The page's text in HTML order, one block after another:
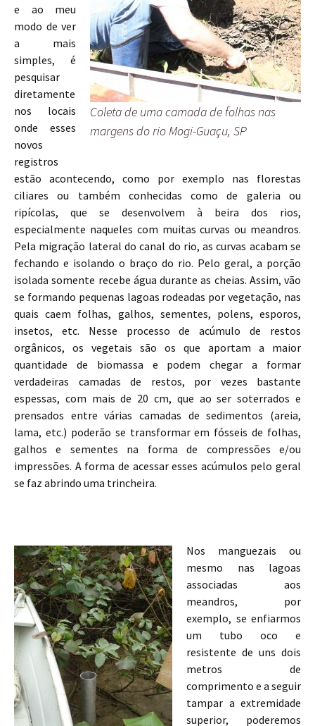
Coleta de uma camada de folhas nas
margens do rio Mogi-Guaçu, SP
e ao meu
modo de ver
a mais
simples, é
pesquisar
diretamente
nos locais
onde esses
novos
registros
estão acontecendo, como por exemplo nas florestas
ciliares ou também conhecidas como de galeria ou
ripícolas, que se desenvolvem à beira dos rios,
especialmente naqueles com muitas curvas ou meandros.
Pela migração lateral do canal do rio, as curvas acabam se
fechando e isolando o braço do rio. Pelo geral, a porção
isolada somente recebe água durante as cheias. Assim, vão
se formando pequenas lagoas rodeadas por vegetação, nas
quais caem folhas, galhos, sementes, polens, esporos,
insetos, etc. Nesse processo de acúmulo de restos
orgânicos, os vegetais são os que aportam a maior
quantidade de biomassa e podem chegar a formar
verdadeiras camadas de restos, por vezes bastante
espessas, com mais de 20 cm, que ao ser soterrados e
prensados entre várias camadas de sedimentos (areia,
lama, etc.) poderão se transformar em fósseis de folhas,
galhos e sementes na forma de compressões e/ou
impressões. A forma de acessar esses acúmulos pelo geral
se faz abrindo uma trincheira.
Nos manguezais ou
mesmo nas lagoas
associadas aos
meandros, por
exemplo, se enfiarmos
um tubo oco e
resistente de uns dois
metros de
comprimento e a seguir
tampar a extremidade
superior, poderemos